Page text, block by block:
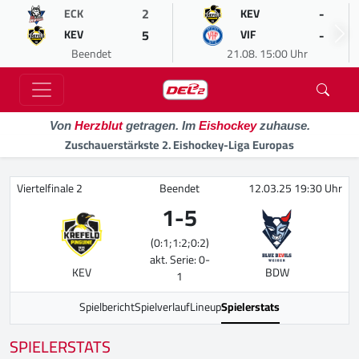
ECK 2
KEV 5
Beendet
KEV -
VIF -
21.08. 15:00 Uhr
Von Herzblutgetragen. Im Eishockeyzuhause.
Zuschauerstärkste 2. Eishockey-Liga Europas
Viertelfinale 2 Beendet 12.03.25 19:30 Uhr
KEV
1-5
(0:1;1:2;0:2)
akt. Serie: 0-
1
BDW
SpielberichtSpielverlaufLineupSpielerstats
SPIELERSTATS